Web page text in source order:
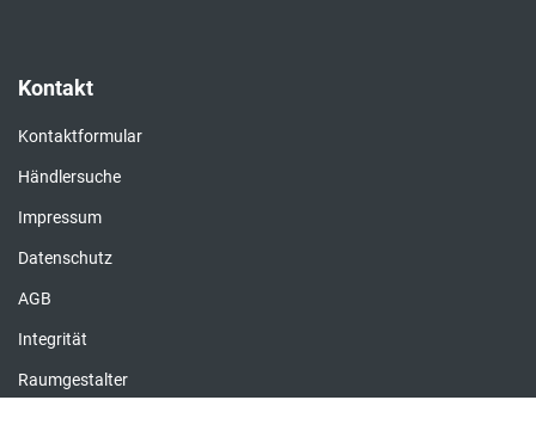
Kontakt
Kontaktformular
Händlersuche
Impressum
Datenschutz
AGB
Integrität
Raumgestalter